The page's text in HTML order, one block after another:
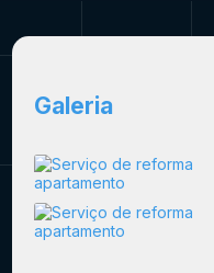
Galeria